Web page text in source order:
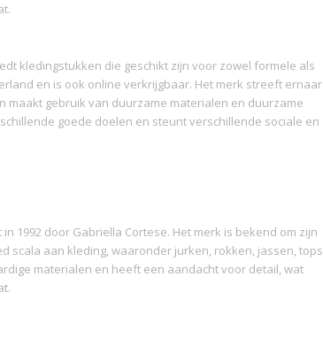
kledingstukken die geschikt zijn voor zowel formele als
en is ook online verkrijgbaar. Het merk streeft ernaar
maakt gebruik van duurzame materialen en duurzame
goede doelen en steunt verschillende sociale en
1992 door Gabriella Cortese. Het merk is bekend om zijn
scala aan kleding, waaronder jurken, rokken, jassen, tops
materialen en heeft een aandacht voor detail, wat